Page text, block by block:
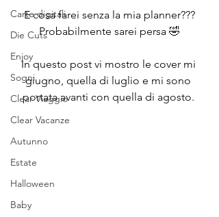
Carte digitali
Die Cuts
Enjoy
Sogni
Clear Viaggio
Clear Vacanze
Autunno
Estate
Halloween
Baby
E cosa farei senza la mia planner???
Probabilmente sarei persa 🤣
In questo post vi mostro le cover mi
giugno, quella di luglio e mi sono
portata avanti con quella di agosto.